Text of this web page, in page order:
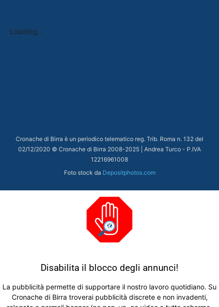
Loading...
Cronache di Birra è un periodico telematico reg. Trib. Roma n. 132 del
02/12/2020 © Cronache di Birra 2008-2025 | Andrea Turco - P.IVA
12216961008
Foto stock da Depositphotos.com
Disabilita il blocco degli annunci!
La pubblicità permette di supportare il nostro lavoro quotidiano. Su
Cronache di Birra troverai pubblicità discrete e non invadenti,